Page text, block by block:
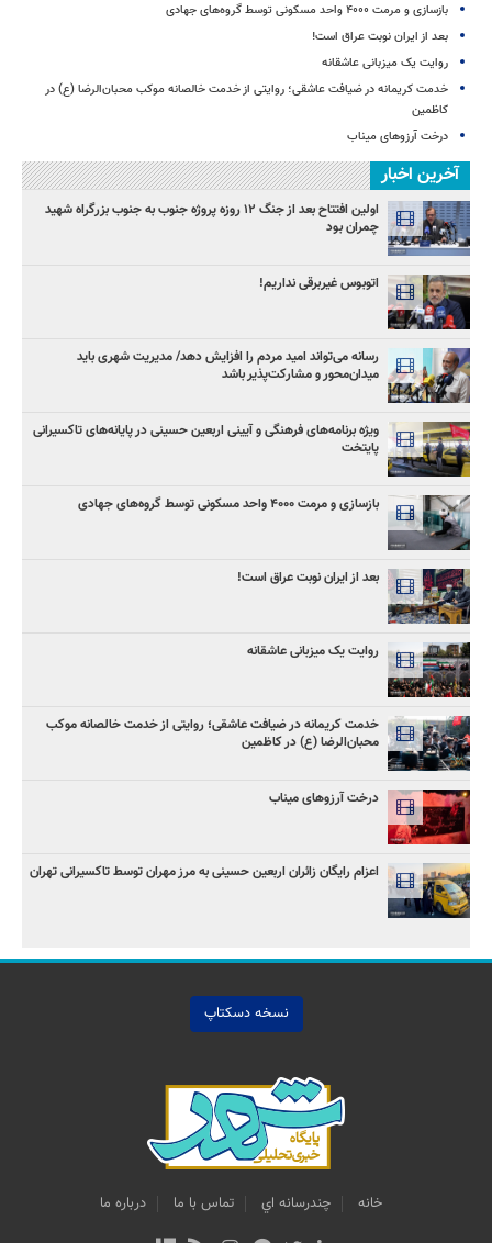
بازسازی و مرمت ۴۰۰۰ واحد مسکونی توسط گروه‌های جهادی
بعد از ایران نوبت عراق است!
روایت یک میزبانی عاشقانه
خدمت کریمانه در ضیافت عاشقی؛ روایتی از خدمت خالصانه موکب محبان‌الرضا (ع) در
کاظمین
درخت آرزوهای میناب
آخرین اخبار
اولین افتتاح بعد از جنگ ۱۲ روزه پروژه‌ جنوب به جنوب بزرگراه شهید
چمران بود
اتوبوس غیربرقی نداریم!
رسانه می‌تواند امید مردم را افزایش دهد/ مدیریت شهری باید
میدان‌محور و مشارکت‌پذیر باشد
ویژه برنامه‌های فرهنگی و آیینی اربعین حسینی در پایانه‌های تاکسیرانی
پایتخت
بازسازی و مرمت ۴۰۰۰ واحد مسکونی توسط گروه‌های جهادی
بعد از ایران نوبت عراق است!
روایت یک میزبانی عاشقانه
خدمت کریمانه در ضیافت عاشقی؛ روایتی از خدمت خالصانه موکب
محبان‌الرضا (ع) در کاظمین
درخت آرزوهای میناب
اعزام رایگان زائران اربعین حسینی به مرز مهران توسط تاکسیرانی تهران
نسخه دسکتاپ
خانه چندرسانه اي تماس با ما درباره ما